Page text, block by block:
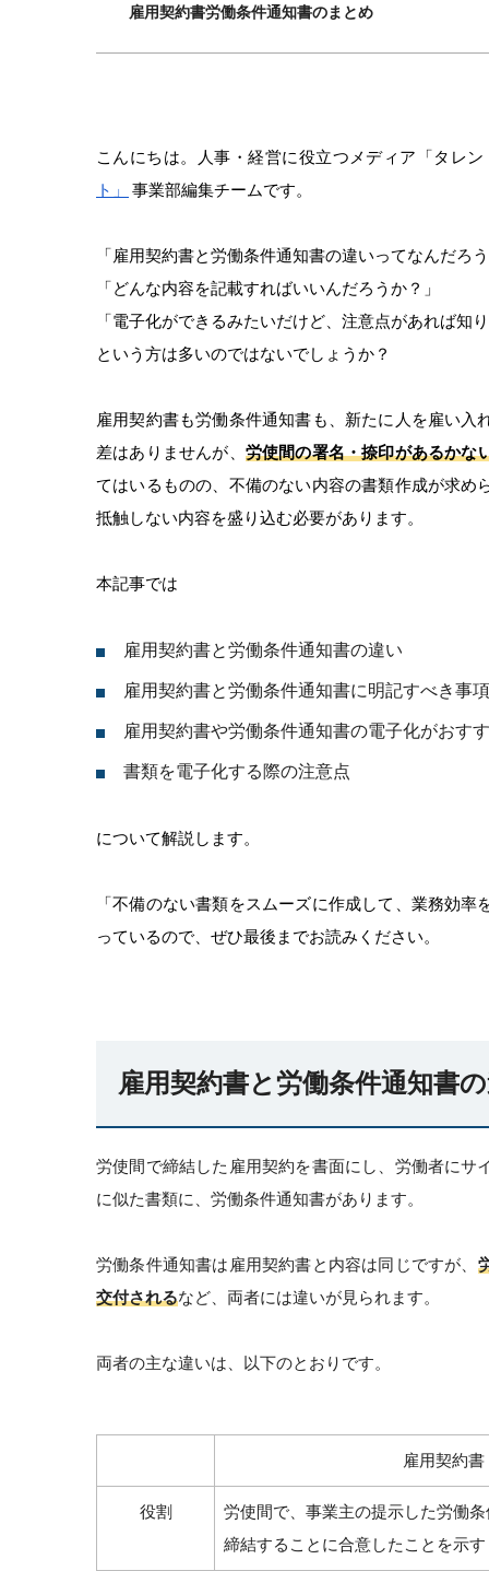
雇用契約書労働条件通知書のまとめ
こんにちは。人事・経営に役立つメディア「タレ
ト」
事業部編集チームです。
「雇用契約書と労働条件通知書の違いってなんだろ
「どんな内容を記載すればいいんだろうか？」
「電子化ができるみたいだけど、注意点があれば知
という方は多いのではないでしょうか？
雇用契約書も労働条件通知書も、新たに人を雇い
差はありませんが、 労使間の署名・捺印があるかな
てはいるものの、不備のない内容の書類作成が求
抵触しない内容を盛り込む必要があります。
本記事では
雇用契約書と労働条件通知書の違い
雇用契約書と労働条件通知書に明記すべき事項
雇用契約書や労働条件通知書の電子化がおす
書類を電子化する際の注意点
について解説します。
「不備のない書類をスムーズに作成して、業務効
っているので、ぜひ最後までお読みください。
雇用契約書と労働条件通知書
労使間で締結した雇用契約を書面にし、労働者に
に似た書類に、労働条件通知書があります。
労働条件通知書は雇用契約書と内容は同じですが、
交付されるなど、両者には違いが見られます。
両者の主な違いは、以下のとおりです。
雇用契約書
役割
労使間で、事業主の提示した労働
締結することに合意したことを示す